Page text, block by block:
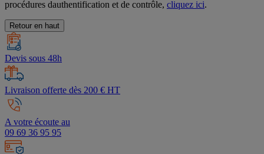
procédures dauthentification et de contrôle, cliquez ici.
Retour en haut
Devis sous 48h
Livraison offerte dès 200 € HT
A votre écoute au
09 69 36 95 95